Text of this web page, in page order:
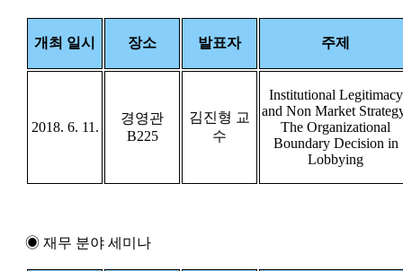
개최 일시 장소 발표자 주제
2018. 6. 11.
경영관
B225
김진형 교
수
Institutional Legitimacy
and Non Market
The Organizational
Boundary Decision in
Lobbying
◉ 재무 분야 세미나